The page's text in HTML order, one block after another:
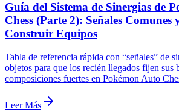
Guía del Sistema de Sinergias de
Chess (Parte 2): Señales Comunes
Construir Equipos
Tabla de referencia rápida con “señales” de
objetos para que los recién llegados fijen sus
composiciones fuertes en Pokémon Auto
Leer Más